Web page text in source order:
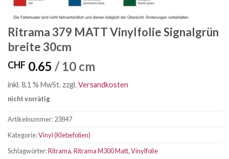
Ritrama 379 MATT Vinylfolie Signalgrün
breite 30cm
CHF 0.65 / 10 cm
inkl. 8.1 % MwSt. zzgl.Versandkosten
nicht vorrätig
Artikelnummer:23847
Kategorie:Vinyl (Klebefolien)
Schlagwörter:Ritrama,Ritrama M300 Matt,Vinylfolie